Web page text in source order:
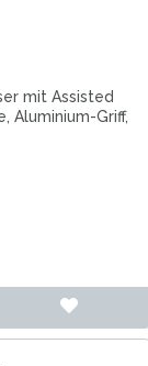
mit Assisted
Aluminium-Griff,